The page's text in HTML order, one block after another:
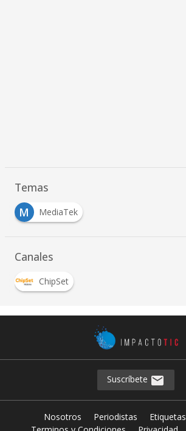
Temas
M
MediaTek
Canales
ChipSet
Suscríbete
Nosotros Periodistas Etiquetas